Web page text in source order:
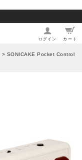
ログイン カート
> SONICAKE Pocket Control